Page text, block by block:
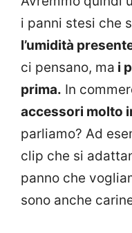
i panni stesi che
l’umidità
ci pensano, ma i
prima. In
accessori molto
parliamo? Ad
clip che si
panno che
sono anche